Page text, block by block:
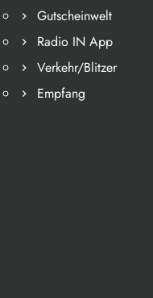
Gutscheinwelt
Radio IN App
Verkehr/Blitzer
Empfang